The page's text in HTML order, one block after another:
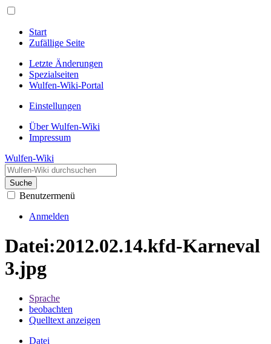
Start
Zufällige Seite
Letzte Änderungen
Spezialseiten
Wulfen-Wiki-Portal
Einstellungen
Über Wulfen-Wiki
Impressum
Wulfen-Wiki
Suche
Benutzermenü
Anmelden
Datei:2012.02.14.kfd-Karneval
3.jpg
Sprache
beobachten
Quelltext anzeigen
Datei